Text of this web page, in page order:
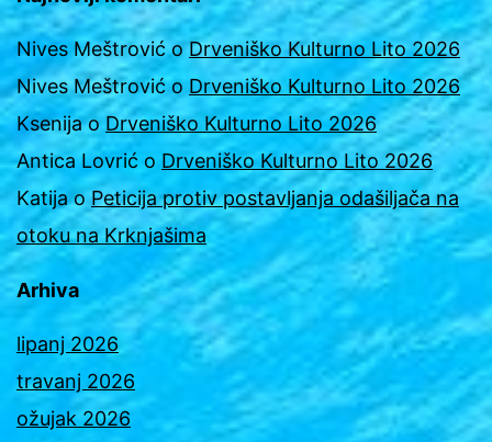
Nives MeštrovićoDrveniško Kulturno Lito 2026
Nives Meštrovićo Drveniško Kulturno Lito 2026
Ksenijao Drveniško Kulturno Lito 2026
Antica Lovrić o Drveniško Kulturno Lito 2026
KatijaoPeticija protiv postavljanja odašiljača na
otoku na Krknjašima
Arhiva
lipanj 2026
travanj 2026
ožujak 2026